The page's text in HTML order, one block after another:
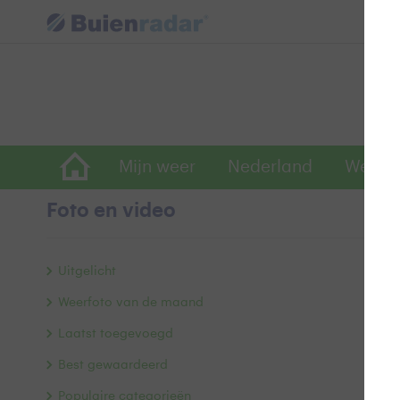
Mijn weer Nederland
Foto en video
Uitgelicht
Weerfoto van de maand
Laatst toegevoegd
Best gewaardeerd
Populaire categorieën